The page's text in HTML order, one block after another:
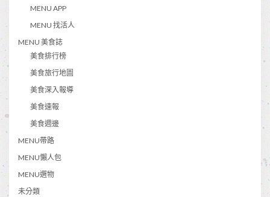
MENU APP
MENU 找活人
MENU 美食誌
美食排行榜
美食旅行地圖
美食深入報導
美食速報
美食週邊
MENU帶路
MENU懶人包
MENU選物
未分類